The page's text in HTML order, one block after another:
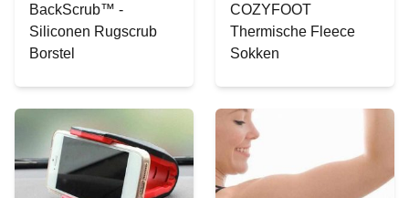
BackScrub™ -
Siliconen Rugscrub
Borstel
COZYFOOT
Thermische Fleece
Sokken